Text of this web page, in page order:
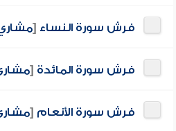
فرش سورة النساء [
فرش سورة المائدة [
فرش سورة الأنعام [